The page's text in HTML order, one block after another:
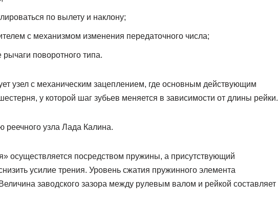
по вылету и наклону;
с механизмом изменения передаточного числа;
рычаги поворотного типа.
узел с механическим зацеплением, где основным действующим
у которой шаг зубьев меняется в зависимости от длины рейки.
реечного узла Лада Калина.
осуществляется посредством пружины, а присутствующий
усилие трения. Уровень сжатия пружинного элемента
заводского зазора между рулевым валом и рейкой составляет